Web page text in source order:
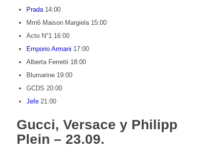
Prada14:00
Mm6 Maison Margiela 15:00
Acto N°1 16:00
Emporio Armani 17:00
Alberta Ferretti 18:00
Blumarine 19:00
GCDS 20:00
Jefe21:00
Gucci, Versace y Philipp
Plein – 23.09.